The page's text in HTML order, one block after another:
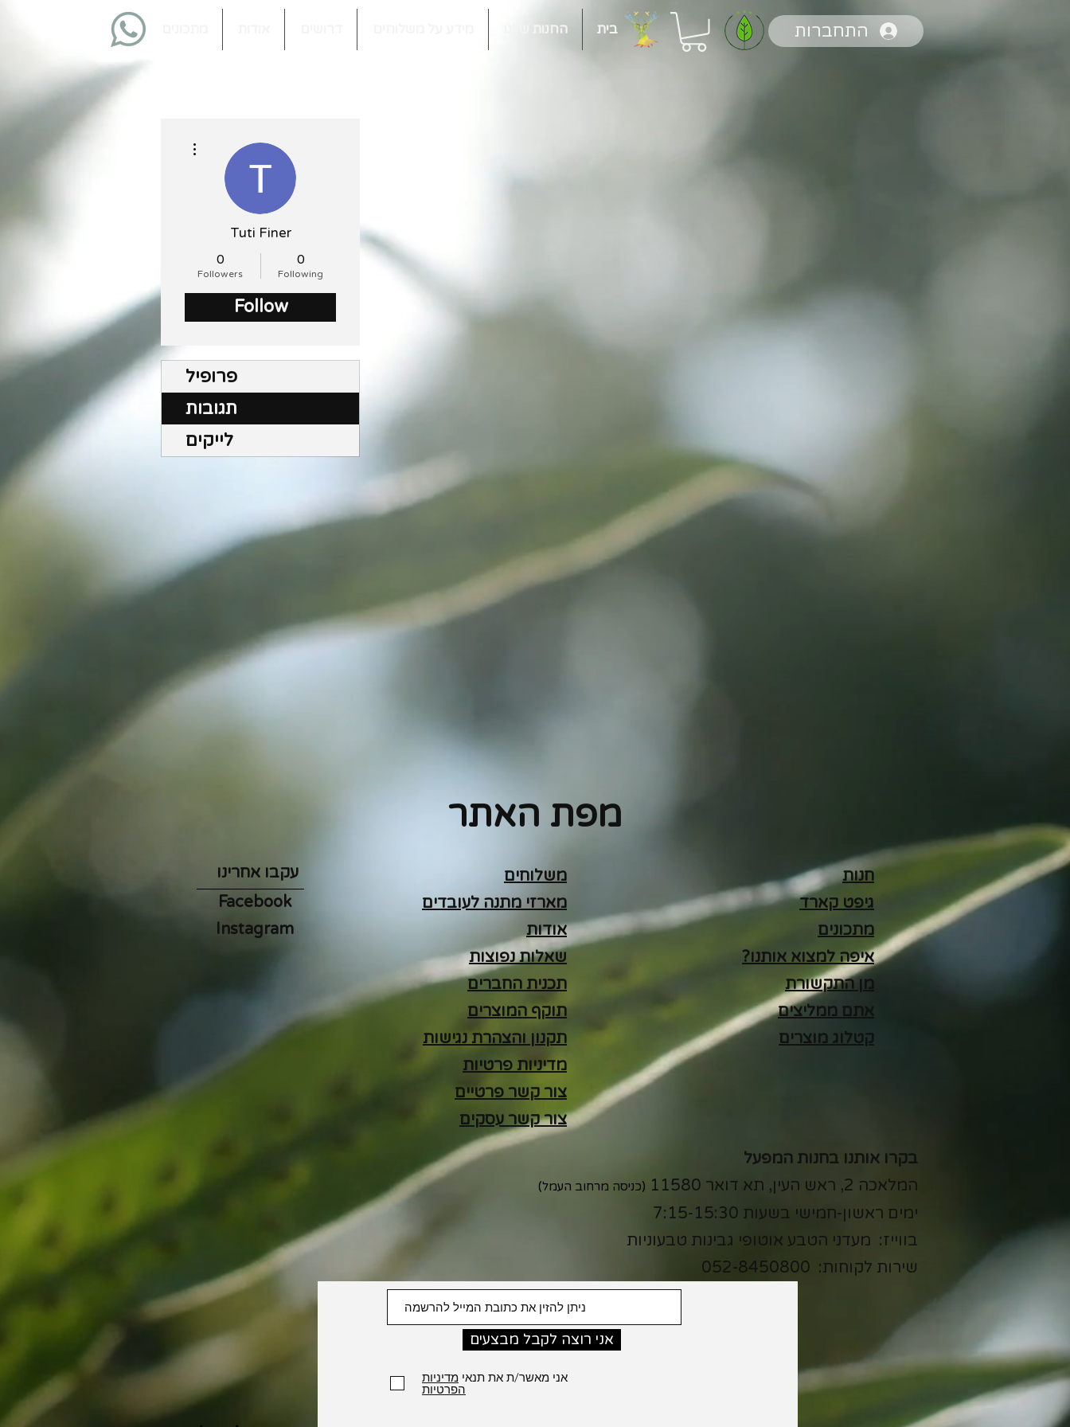
החנות שלנו בית התחברות
Tuti Finer
0
Followers
0
Following
Follow
פרופיל
תגובות
לייקים
מפת האתר
עקבו אחרינו
Facebook
Instagram
משלוחים
מארזי מתנה לעובדים
אודות
שאלות נפוצות
תכנית החברים
תוקף המוצרים
תקנון והצהרת נגישות
מדיניות פרטיות
צור קשר פרטיים
צור קשר עסקים
חנות
גיפט קארד
מתכונים
איפה למצוא אותנו?
מן התקשורת
אתם ממליצים
קטלוג מוצרים
בקרו אותנו בחנות המפעל
המלאכה 2, ראש העין, תא דואר 11580
(כניסה מרחוב העמל)
ימים ראשון-חמישי בשעות 7:15-15:30
בווייז: מעדני הטבע אוטופי גבינות טבעוניות
שירות לקוחות: 052-8450800
אני רוצה לקבל מבצעים
אני מאשר/ת את תנאי מדיניות
הפרטיות